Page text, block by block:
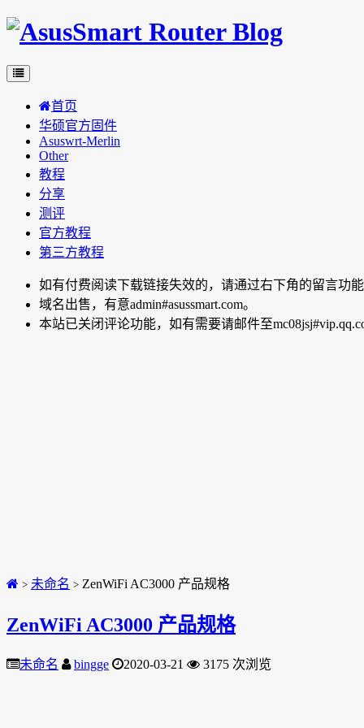
首页
华硕官方固件
Asuswrt-Merlin
Other
教程
分享
测评
官方教程
第三方教程
如有付费阅读下载链接失效的，请通过右下角的留言功
域名出售，有意admin#asussmart.com。
本站已关闭评论功能，如有需要请邮件至
> 未命名 > ZenWiFi AC3000 产品规格
ZenWiFi AC3000 产品规格
未命名 bingge 2020-03-21 3175 次浏览